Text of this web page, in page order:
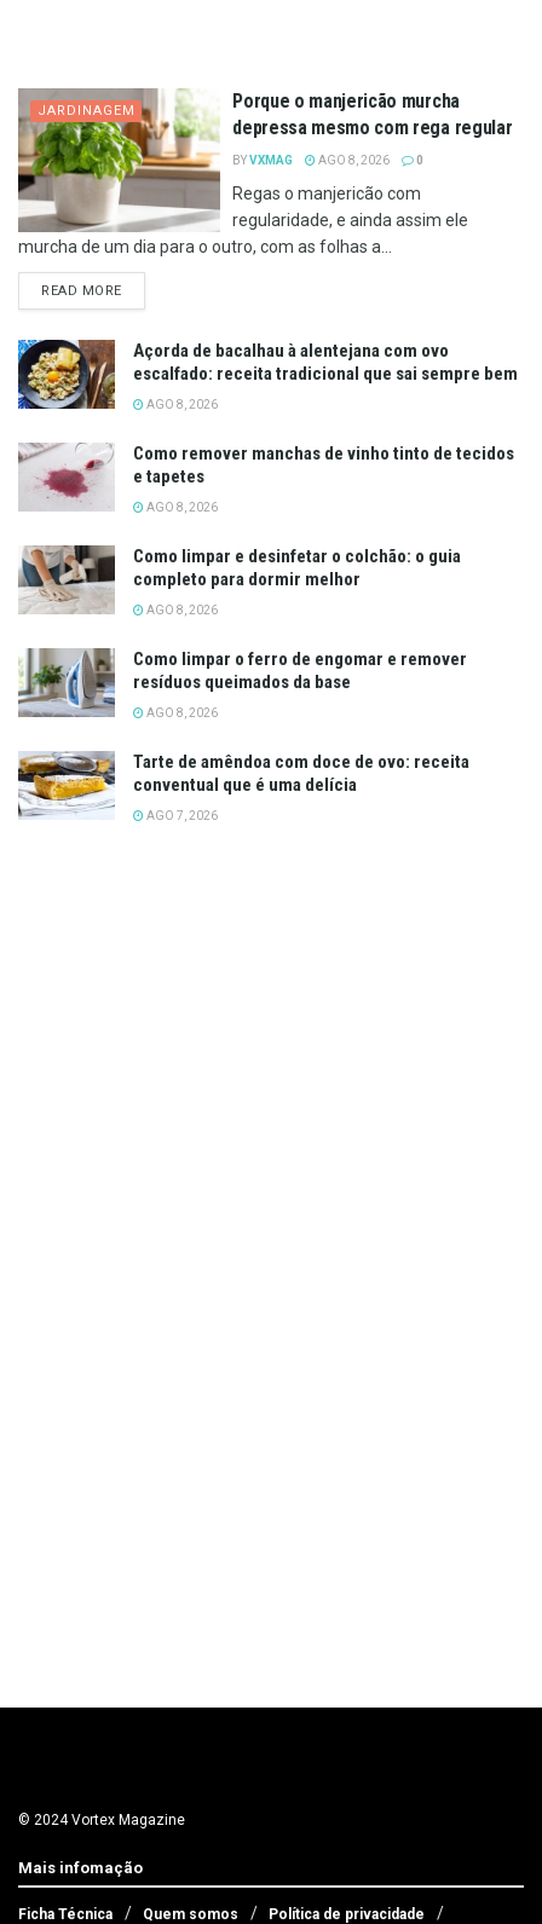
JARDINAGEM
Porque o manjericão murcha
depressa mesmo com rega regular
BYVXMAG AGO 8, 2026 0
Regas o manjericão com
regularidade, e ainda assim ele
murcha de um dia para o outro, com as folhas a...
READ MOREDETAILS
Açorda de bacalhau à alentejana com ovo
escalfado: receita tradicional que sai sempre bem
AGO 8, 2026
Como remover manchas de vinho tinto de tecidos
e tapetes
AGO 8, 2026
Como limpar e desinfetar o colchão: o guia
completo para dormir melhor
AGO 8, 2026
Como limpar o ferro de engomar e remover
resíduos queimados da base
AGO 8, 2026
Tarte de amêndoa com doce de ovo: receita
conventual que é uma delícia
AGO 7, 2026
© 2024 Vortex Magazine
Mais infomação
Ficha Técnica Quem somos Política de privacidade